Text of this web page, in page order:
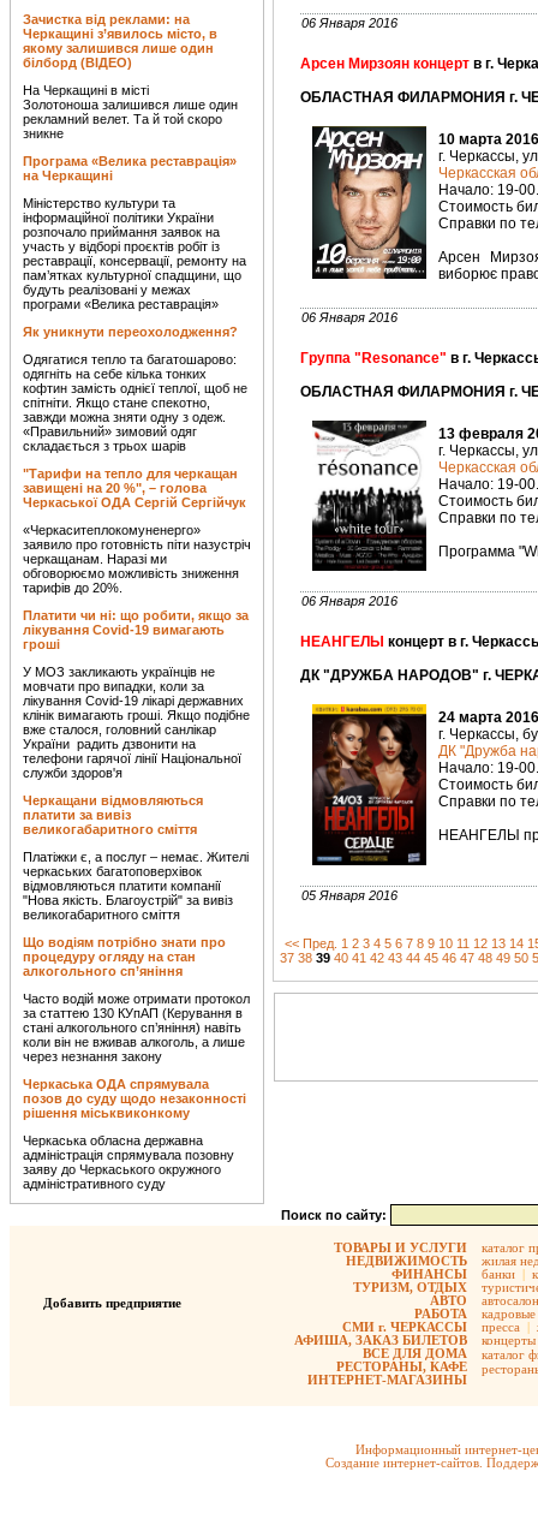
Зачистка від реклами: на
Черкащині з’явилось місто, в
якому залишився лише один
білборд (ВІДЕО)
На Черкащині в місті
Золотоноша залишився лише один
рекламний велет. Та й той скоро
зникне
Програма «Велика реставрація»
на Черкащині
Міністерство культури та
інформаційної політики України
розпочало приймання заявок на
участь у відборі проєктів робіт із
реставрації, консервації, ремонту на
пам’ятках культурної спадщини, що
будуть реалізовані у межах
програми «Велика реставрація»
Як уникнути переохолодження?
Одягатися тепло та багатошарово:
одягніть на себе кілька тонких
кофтин замість однієї теплої, щоб не
спітніти. Якщо стане спекотно,
завжди можна зняти одну з одеж.
«Правильний» зимовий одяг
складається з трьох шарів
"Тарифи на тепло для черкащан
завищені на 20 %", – голова
Черкаської ОДА Сергій Сергійчук
«Черкаситеплокомуненерго»
заявило про готовність піти назустріч
черкащанам. Наразі ми
обговорюємо можливість зниження
тарифів до 20%.
Платити чи ні: що робити, якщо за
лікування Covid-19 вимагають
гроші
У МОЗ закликають українців не
мовчати про випадки, коли за
лікування Covid-19 лікарі державних
клінік вимагають гроші. Якщо подібне
вже сталося, головний санлікар
України радить дзвонити на
телефони гарячої лінії Національної
служби здоров'я
Черкащани відмовляються
платити за вивіз
великогабаритного сміття
Платіжки є, а послуг – немає. Жителі
черкаських багатоповерхівок
відмовляються платити компанії
"Нова якість. Благоустрій" за вивіз
великогабаритного сміття
Що водіям потрібно знати про
процедуру огляду на стан
алкогольного сп’яніння
Часто водій може отримати протокол
за статтею 130 КУпАП (Керування в
стані алкогольного сп’яніння) навіть
коли він не вживав алкоголь, а лише
через незнання закону
Черкаська ОДА спрямувала
позов до суду щодо незаконності
рішення міськвиконкому
Черкаська обласна державна
адміністрація спрямувала позовну
заяву до Черкаського окружного
адміністративного суду
06 Января 2016
Арсен Мирзоян концертв г.
ОБЛАСТНАЯ ФИЛАРМОНИЯ г.
10 марта
г. Черкассы,
Черкасская
Начало: 19-00.
Стоимость
Справки по
Арсен
виборює
06 Января 2016
Группа "Resonance" в г.
ОБЛАСТНАЯ ФИЛАРМОНИЯ г.
13 февраля
г. Черкассы,
Черкасская
Начало: 19-00.
Стоимость
Справки по
Программа
06 Января 2016
НЕАНГЕЛЫ концерт в г.
ДК "ДРУЖБА НАРОДОВ" г.
24 марта
г. Черкассы,
ДК "Дружба
Начало: 19-00.
Стоимость
Справки по
НЕАНГЕЛЫ
05 Января 2016
<< Пред. 1 2 3 4 5 6 7 8 9 10 11 12 13 14
37 38 39 40 41 42 43 44 45 46 47 48 49 50
Поиск по сайту:
Добавить предприятие
ТОВАРЫ И УСЛУГИ
НЕДВИЖИМОСТЬ
ФИНАНСЫ
ТУРИЗМ, ОТДЫХ
АВТО
РАБОТА
СМИ г. ЧЕРКАССЫ
АФИША, ЗАКАЗ БИЛЕТОВ
ВСЕ ДЛЯ ДОМА
РЕСТОРАНЫ, КАФЕ
ИНТЕРНЕТ-МАГАЗИНЫ
каталог
жилая
банки |
кадровые
пресса |
концерты
каталог
Информационный интернет-
Создание интернет-сайтов.